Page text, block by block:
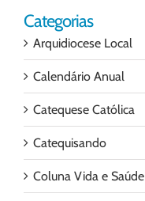
Categorias
Arquidiocese Local
Calendário Anual
Catequese Católica
Catequisando
Coluna Vida e Saúde